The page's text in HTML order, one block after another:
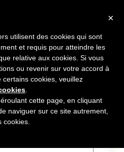
MENU
×
utilisent des cookies qui sont
et requis pour atteindre les
relative aux cookies. Si vous
ou revenir sur votre accord à
certains cookies, veuillez
cette page, en cliquant
naviguer sur ce site autrement,
cookies.